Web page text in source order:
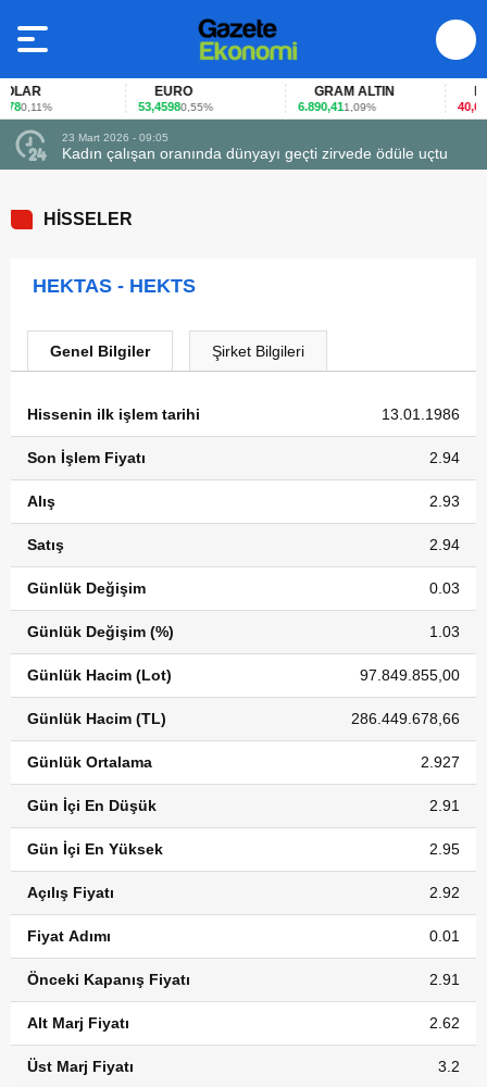
0,11%
EURO
53,45980,55%
GRAM ALTIN
6.890,411,09% 40,65-
23 Mart 2026 - 09:05
Kadın çalışan oranında dünyayı geçti zirvede ödüle uçtu
HİSSELER
HEKTAS - HEKTS
Genel Bilgiler Şirket Bilgileri
Hissenin ilk işlem tarihi 13.01.1986
Son İşlem Fiyatı 2.94
Alış 2.93
Satış 2.94
Günlük Değişim 0.03
Günlük Değişim (%) 1.03
Günlük Hacim (Lot) 97.849.855,00
Günlük Hacim (TL) 286.449.678,66
Günlük Ortalama 2.927
Gün İçi En Düşük 2.91
Gün İçi En Yüksek 2.95
Açılış Fiyatı 2.92
Fiyat Adımı 0.01
Önceki Kapanış Fiyatı 2.91
Alt Marj Fiyatı 2.62
Üst Marj Fiyatı 3.2